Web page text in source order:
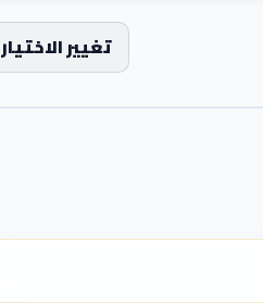
تغيير الاختيار